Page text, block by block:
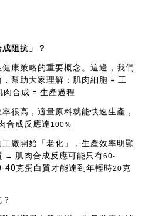
阻抗」？
康策略的重要概念。這邊，我們
幫助大家理解：肌肉細胞 = 工
肉合成 = 生產過程
率很高，適量原料就能快速生產，
合成反應達 100%
工廠開始「老化」，生產效率明顯
→ 肌肉合成反應可能只有60-
40克蛋白質才能達到年輕時20克